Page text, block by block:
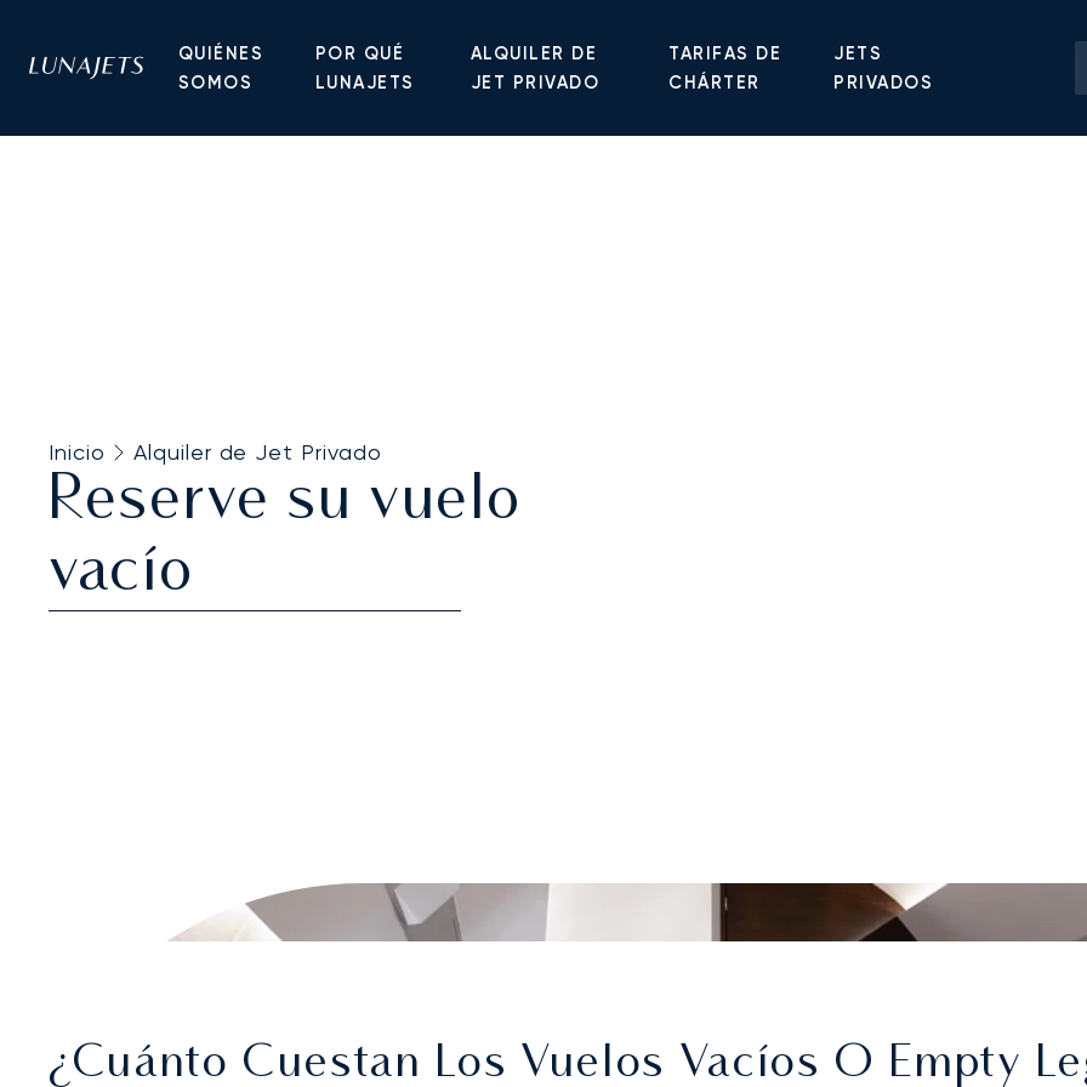
QUIÉNES
SOMOS
POR QUÉ
LUNAJETS
ALQUILER DE
JET PRIVADO
TARIFAS DE
CHÁRTER
JETS
PRIVADOS
Inicio Alquiler de Jet Privado
Reserve su vuelo
vacío
¿Cuánto Cuestan Los Vuelos Vacíos O Empty